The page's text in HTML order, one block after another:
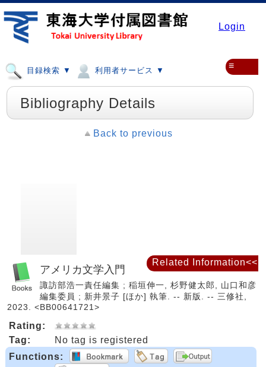
Login
目録検索 ▼ 利用者サービス ▼ ≡
Bibliography Details
Back to previous
アメリカ文学入門
諏訪部浩一責任編集 ; 稲垣伸一, 杉野健太郎, 山口和彦
編集委員 ; 新井景子 [ほか] 執筆. -- 新版. -- 三修社,
2023. <BB00641721>
Rating:
Tag:
No tag is registered
Functions:
Related Information<<